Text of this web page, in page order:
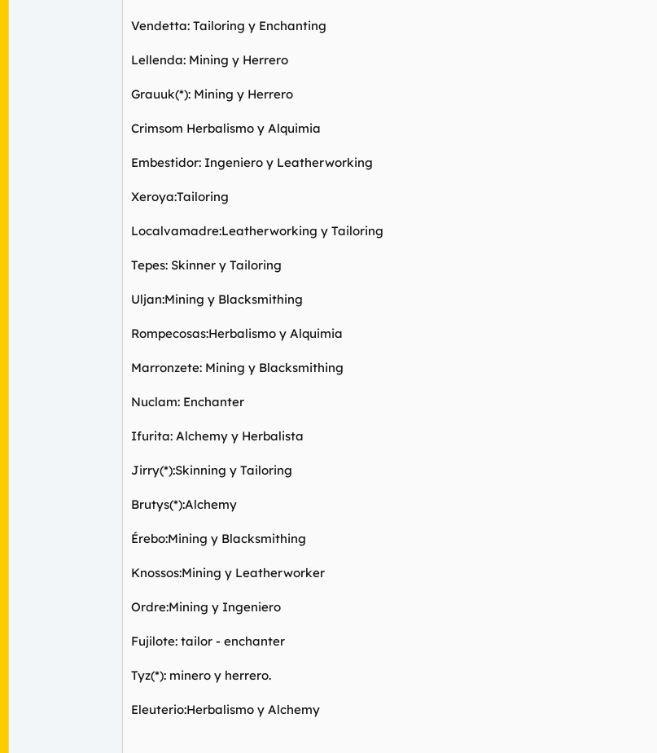
Vendetta: Tailoring y Enchanting
Lellenda: Mining y Herrero
Grauuk(*): Mining y Herrero
Crimsom Herbalismo y Alquimia
Embestidor: Ingeniero y Leatherworking
Xeroya:Tailoring
Localvamadre:Leatherworking y Tailoring
Tepes: Skinner y Tailoring
Uljan:Mining y Blacksmithing
Rompecosas:Herbalismo y Alquimia
Marronzete: Mining y Blacksmithing
Nuclam: Enchanter
Ifurita: Alchemy y Herbalista
Jirry(*):Skinning y Tailoring
Brutys(*):Alchemy
Érebo:Mining y Blacksmithing
Knossos:Mining y Leatherworker
Ordre:Mining y Ingeniero
Fujilote: tailor - enchanter
Tyz(*): minero y herrero.
Eleuterio:Herbalismo y Alchemy